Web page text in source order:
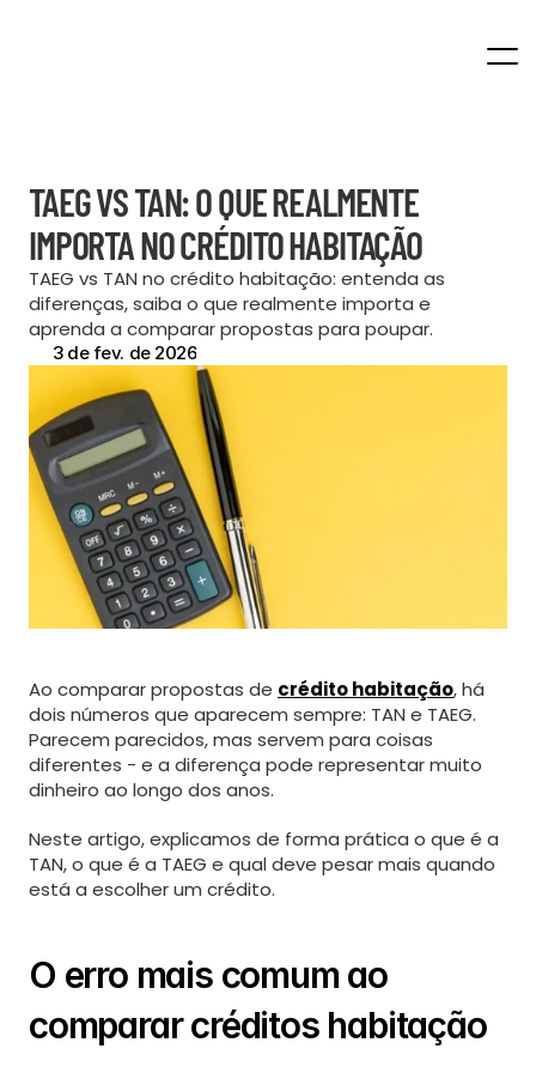
About
Services
Services Details
Blog
Terms
Privacy
TAEG VS TAN: O QUE REALMENTE
IMPORTA NO CRÉDITO HABITAÇÃO
TAEG vs TAN no crédito habitação: entenda as
diferenças, saiba o que realmente importa e
aprenda a comparar propostas para poupar.
3 de fev. de 2026
Ao comparar propostas de crédito habitação, há
dois números que aparecem sempre: TAN e TAEG.
Parecem parecidos, mas servem para coisas
diferentes - e a diferença pode representar muito
dinheiro ao longo dos anos.
Neste artigo, explicamos de forma prática o que é a
TAN, o que é a TAEG e qual deve pesar mais quando
está a escolher um crédito.
O erro mais comum ao
comparar créditos habitação